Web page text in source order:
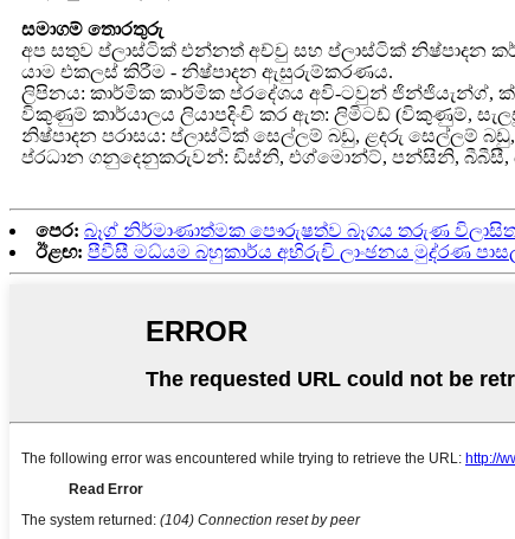
සමාගම් තොරතුරු
අප සතුව ප්ලාස්ටික් එන්නත් අච්චු සහ ප්ලාස්ටික් නිෂ්පාදන
යාම එකලස් කිරීම - නිෂ්පාදන ඇසුරුම්කරණය.
ලිපිනය: කාර්මික කාර්මික ප්රදේශය අවි-ටවුන් ජින්ජියැන්ග්,
විකුණුම් කාර්යාලය ලියාපදිංචි කර ඇත: ලිමිටඩ් (විකුණුම්,
නිෂ්පාදන පරාසය: ප්ලාස්ටික් සෙල්ලම් බඩු, ළදරු සෙල්ලම්
ප්රධාන ගනුදෙනුකරුවන්: ඩිස්නි, එග්මොන්ට්, පන්සිනි, බීබීසී,
පෙර: බෑග් නිර්මාණාත්මක පෞරුෂත්ව බෑගය තරුණ
ඊළඟ: පීවීසී මධ්යම බහුකාර්ය අභිරුචි ලාංඡනය මුද්රණ